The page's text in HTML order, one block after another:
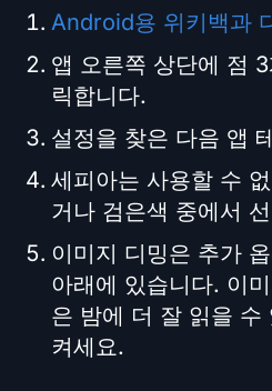
Android용 위키백과
앱 오른쪽 상단에 점
릭합니다.
설정을 찾은 다음 앱
세피아는 사용할 수
거나 검은색 중에서
이미지 디밍은 추가
아래에 있습니다. 이
은 밤에 더 잘 읽을 수
켜세요.